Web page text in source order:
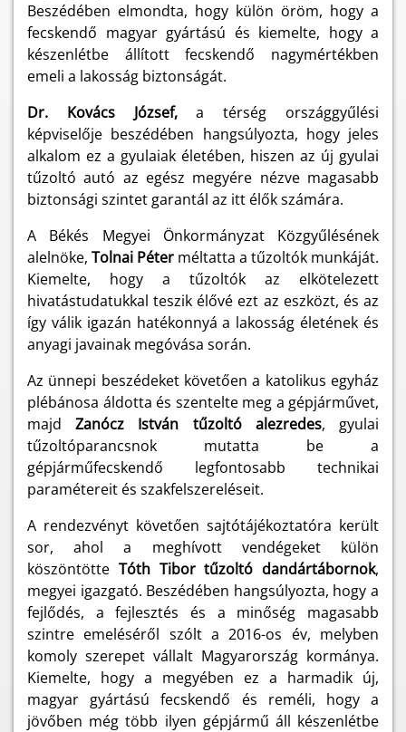
Beszédében elmondta, hogy külön öröm, hogy a
fecskendő magyar gyártású és kiemelte, hogy a
készenlétbe állított fecskendő nagymértékben
emeli a lakosság biztonságát.
Dr. Kovács József,a térség országgyűlési
képviselője beszédében hangsúlyozta, hogy jeles
alkalom ez a gyulaiak életében, hiszen az új gyulai
tűzoltó autó az egész megyére nézve magasabb
biztonsági szintet garantál az itt élők számára.
A Békés Megyei Önkormányzat Közgyűlésének
alelnöke, Tolnai Péter méltatta a tűzoltók munkáját.
Kiemelte, hogy a tűzoltók az elkötelezett
hivatástudatukkal teszik élővé ezt az eszközt, és az
így válik igazán hatékonnyá a lakosság életének és
anyagi javainak megóvása során.
Az ünnepi beszédeket követően a katolikus egyház
plébánosa áldotta és szentelte meg a gépjárművet,
majdZanócz István tűzoltó alezredes, gyulai
tűzoltóparancsnok mutatta be a
gépjárműfecskendő legfontosabb technikai
paramétereit és szakfelszereléseit.
A rendezvényt követően sajtótájékoztatóra került
sor, ahol a meghívott vendégeket külön
köszöntötte Tóth Tibor tűzoltó dandártábornok,
megyei igazgató. Beszédében hangsúlyozta, hogy a
fejlődés, a fejlesztés és a minőség magasabb
szintre emeléséről szólt a 2016-os év, melyben
komoly szerepet vállalt Magyarország kormánya.
Kiemelte, hogy a megyében ez a harmadik új,
magyar gyártású fecskendő és reméli, hogy a
jövőben még több ilyen gépjármű áll készenlétbe